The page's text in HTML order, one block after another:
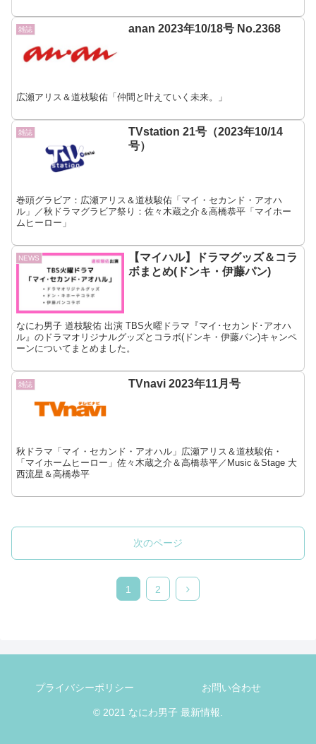
雑誌 anan 2023年10/18号 No.2368
広瀬アリス＆道枝駿佑「仲間と叶えていく未来。」
雑誌
TVstation 21号（2023年10/14
号）
巻頭グラビア：広瀬アリス＆道枝駿佑「マイ・セカンド・アオハ
ル」／秋ドラマグラビア祭り：佐々木蔵之介＆高橋恭平「マイホー
ムヒーロー」
NEWS
【マイハル】ドラマグッズ＆コラ
ボまとめ(ドンキ・伊藤パン)
なにわ男子 道枝駿佑 出演 TBS火曜ドラマ『マイ･セカンド･アオハ
ル』のドラマオリジナルグッズとコラボ(ドンキ・伊藤パン)キャンペ
ーンについてまとめました。
雑誌 TVnavi 2023年11月号
秋ドラマ「マイ・セカンド・アオハル」広瀬アリス＆道枝駿佑・
「マイホームヒーロー」佐々木蔵之介＆高橋恭平／Music＆Stage 大
西流星＆高橋恭平
次のページ
1 2 次
プライバシーポリシー お問い合わせ
© 2021 なにわ男子 最新情報.